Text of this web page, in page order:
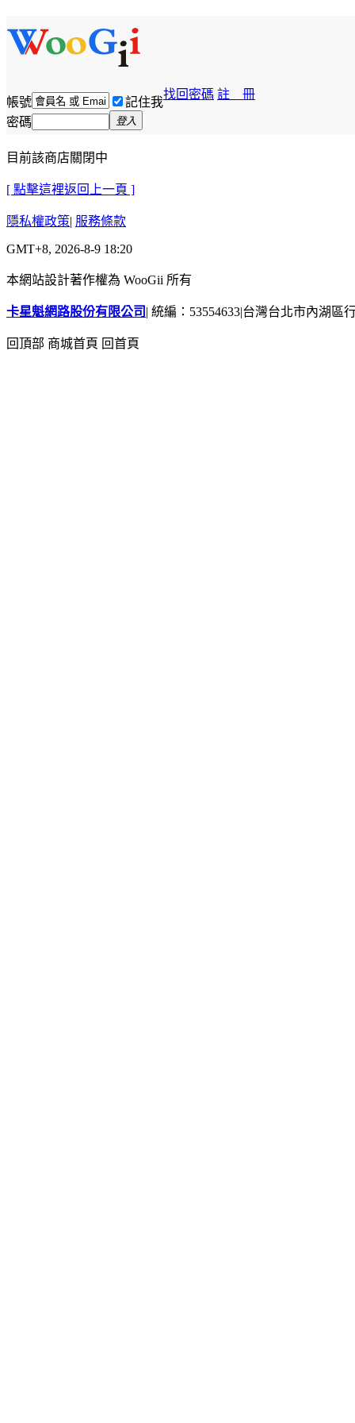
帳號 記住我
找回密碼 註 冊
密碼 登入
目前該商店關閉中
[ 點擊這裡返回上一頁 ]
隱私權政策| 服務條款
GMT+8, 2026-8-9 18:20
本網站設計著作權為 WooGii 所有
卡星魁網路股份有限公司 | 統編：53554633|台灣台北市內湖區
回頂部 商城首頁 回首頁